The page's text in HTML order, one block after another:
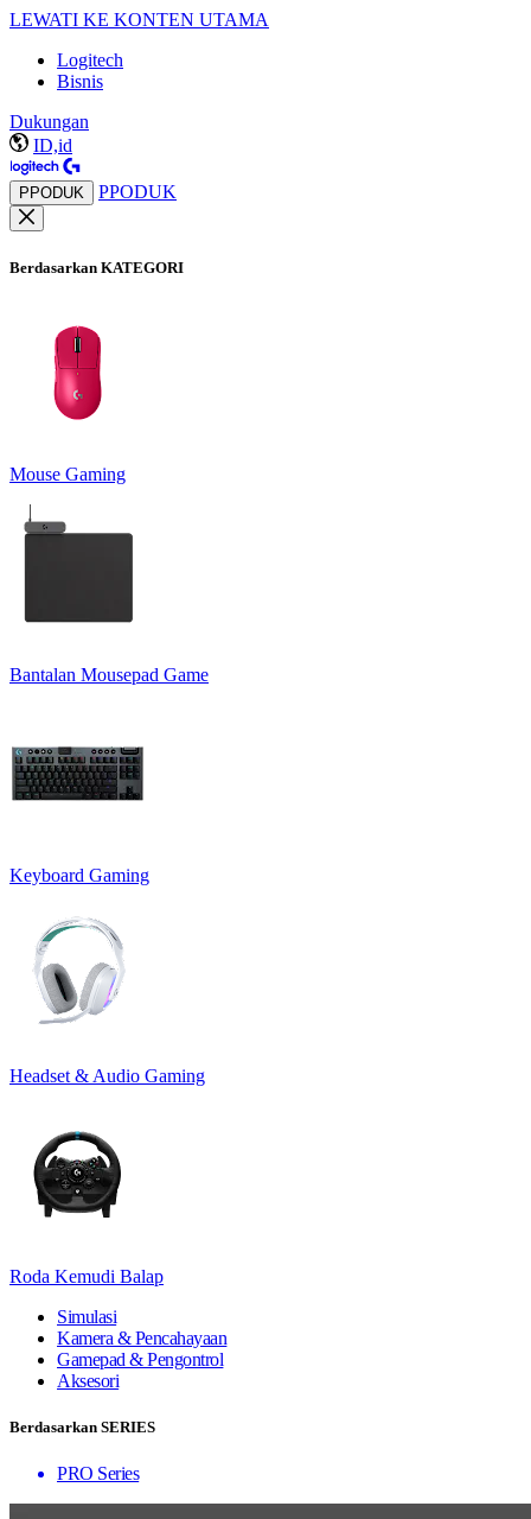
LEWATI KE KONTEN UTAMA
Logitech
Bisnis
Dukungan
ID,id
PPODUK PPODUK
Berdasarkan KATEGORI
Mouse Gaming
Bantalan Mousepad Game
Keyboard Gaming
Headset & Audio Gaming
Roda Kemudi Balap
Simulasi
Kamera & Pencahayaan
Gamepad & Pengontrol
Aksesori
Berdasarkan SERIES
PRO Series